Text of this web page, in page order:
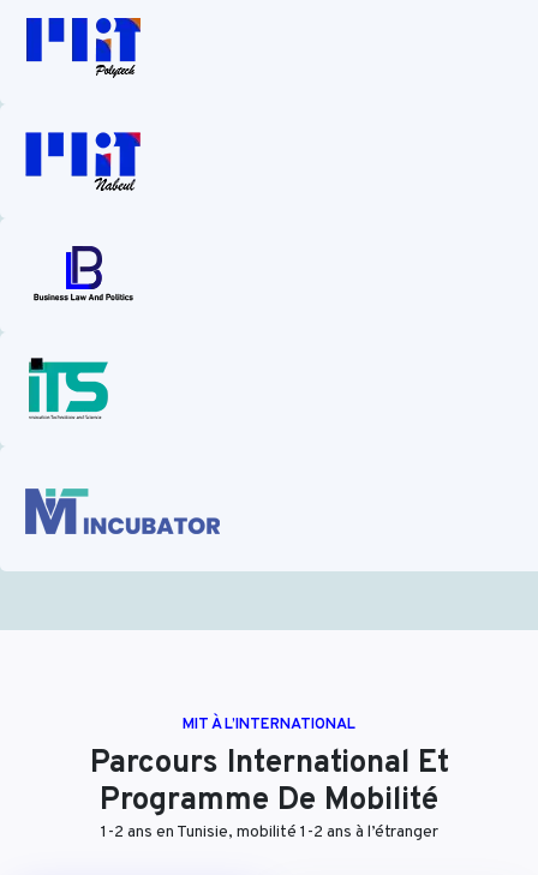
MIT À L’INTERNATIONAL
Parcours International Et
Programme De Mobilité
1-2 ans en Tunisie, mobilité 1-2 ans à l’étranger